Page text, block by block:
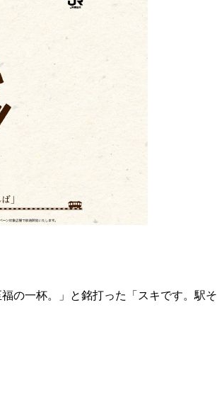
の一杯。」と銘打った「スキです。駅そ